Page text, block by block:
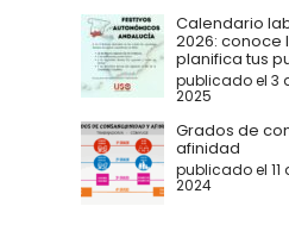
Calendario
2026: conoce
planifica tus
publicado el 3
2025
Grados de
afinidad
publicado el 11
2024